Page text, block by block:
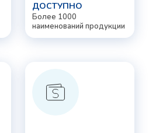
ДОСТУПНО
Более 1000
наименований продукции